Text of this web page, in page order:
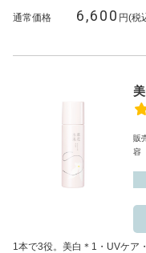
通常価格 6,600 円(税
販
容
1本で3役。美白 ＊1 ・UVケア